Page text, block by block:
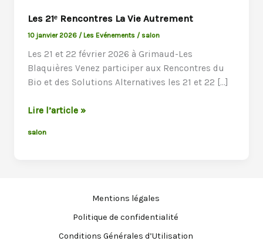
Les 21ᵉ Rencontres La Vie Autrement
10 janvier 2026 /Les Evénements /salon
Les 21 et 22 février 2026 à Grimaud-Les
Blaquières Venez participer aux Rencontres du
Bio et des Solutions Alternatives les 21 et 22 […]
Les
Rencontres
Lire l’article »
salon
Mentions légales
Politique de confidentialité
Conditions Générales d’Utilisation